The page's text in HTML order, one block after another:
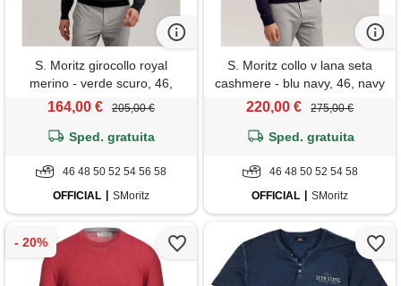
S. Moritz girocollo royal
merino - verde scuro, 46,
verde scuro
164,00 € 205,00 €
Sped. gratuita
46 48 50 52 54 56 58
OFFICIAL
SMoritz
S. Moritz collo v lana seta
cashmere - blu navy, 46, navy
220,00 € 275,00 €
Sped. gratuita
46 48 50 52 54 58
OFFICIAL
SMoritz